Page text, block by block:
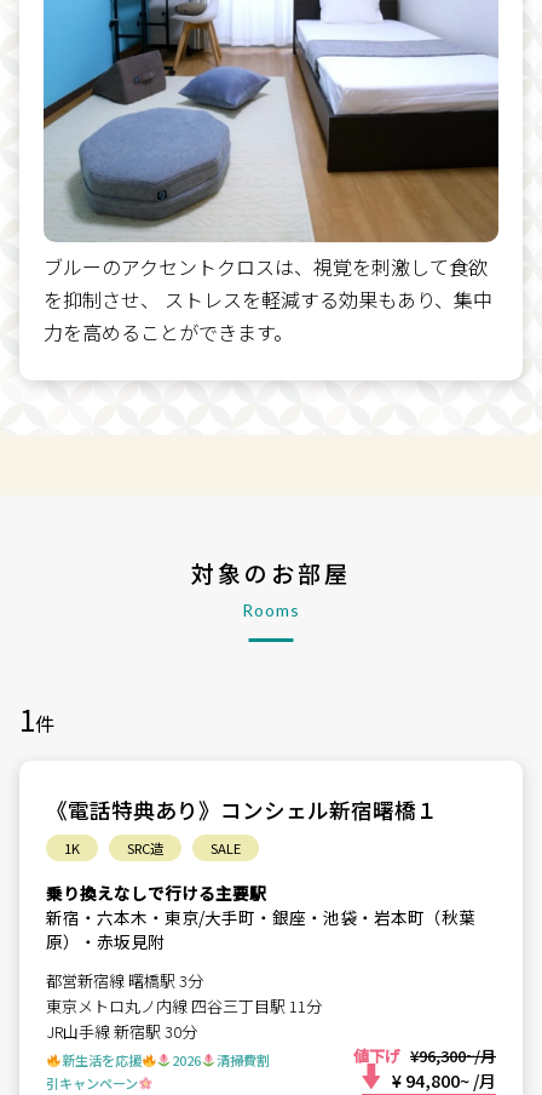
ブルーのアクセントクロスは、視覚を刺激して食欲
を抑制させ、 ストレスを軽減する効果もあり、集中
力を高めることができます。
対象のお部屋
Rooms
1件
《電話特典あり》コンシェル新宿曙橋１
1K SRC造 SALE
乗り換えなしで行ける主要駅
新宿・六本木・東京/大手町・銀座・池袋・岩本町（秋葉
原）・赤坂見附
都営新宿線 曙橋駅 3分
東京メトロ丸ノ内線 四谷三丁目駅 11分
JR山手線 新宿駅 30分
新生活を応援 2026
清掃費割
引キャンペーン
値下げ ¥96,300~/月
¥ 94,800~ /月